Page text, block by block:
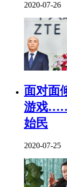
2020-07-26
面对面
游戏……
始民
2020-07-25